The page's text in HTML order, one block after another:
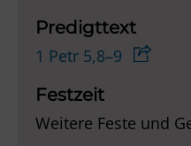
Predigttext
1 Petr 5,8–9
Festzeit
Weitere Feste und